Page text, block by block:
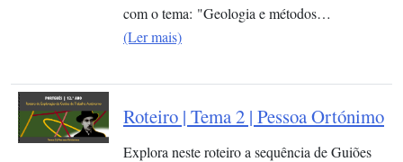
com o tema: "Geologia e métodos…
(Ler mais)
Roteiro | Tema 2 | Pessoa Ortónimo
Explora neste roteiro a sequência de Guiões